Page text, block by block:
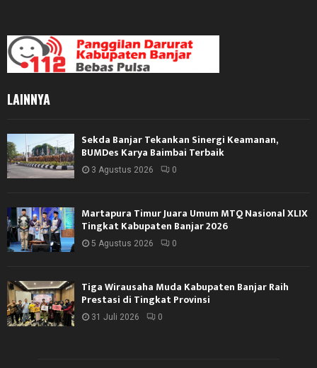
LAINNYA
Sekda Banjar Tekankan Sinergi Keamanan,
BUMDes Karya Baimbai Terbaik
3 Agustus 2026 0
Martapura Timur Juara Umum MTQ Nasional XLIX
Tingkat Kabupaten Banjar 2026
5 Agustus 2026 0
Tiga Wirausaha Muda Kabupaten Banjar Raih
Prestasi di Tingkat Provinsi
31 Juli 2026 0